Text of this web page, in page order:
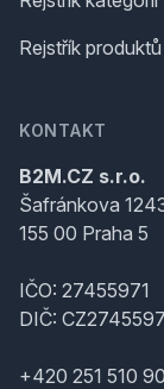
Rejstřík produktů
KONTAKT
B2M.CZ s.r.o.
Šafránkova
155 00 Praha 5
IČO: 27455971
DIČ:
+420 251 510